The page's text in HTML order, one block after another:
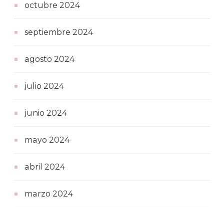
octubre 2024
septiembre 2024
agosto 2024
julio 2024
junio 2024
mayo 2024
abril 2024
marzo 2024